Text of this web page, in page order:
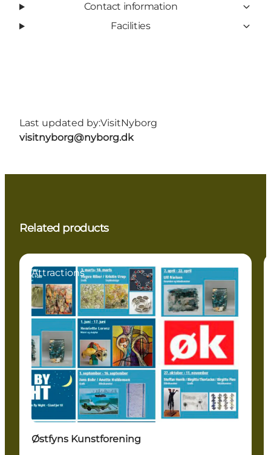
Contact information
Facilities
Last updated by:VisitNyborg
visitnyborg@nyborg.dk
Related products
Attractions
Østfyns Kunstforening